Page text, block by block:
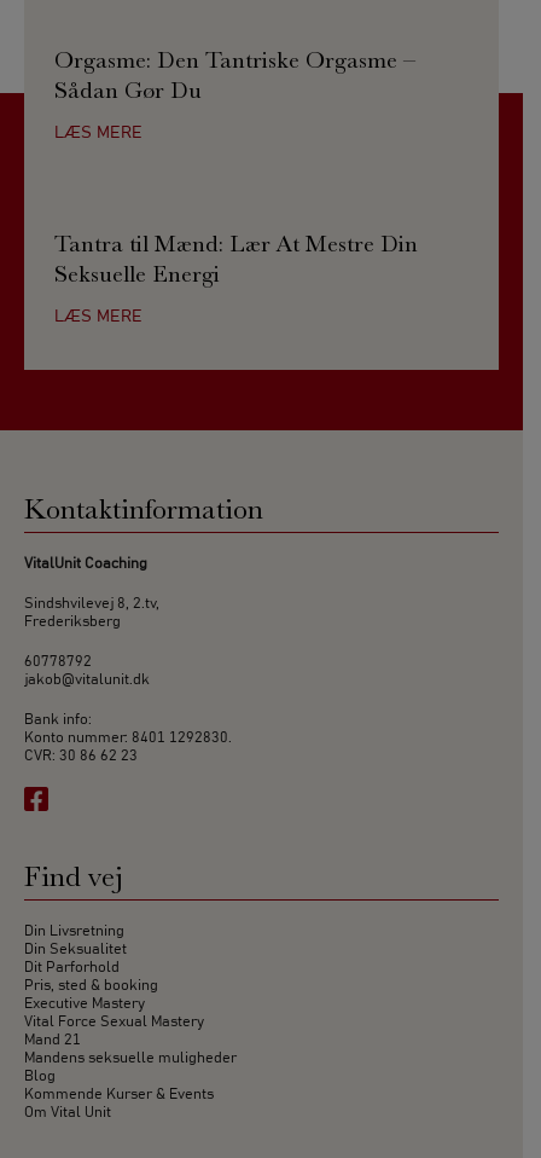
Orgasme: Den Tantriske Orgasme –
Sådan Gør Du
LÆS MERE
Tantra til Mænd: Lær At Mestre Din
Seksuelle Energi
LÆS MERE
Kontaktinformation
VitalUnit Coaching
Sindshvilevej 8, 2.tv,
Frederiksberg
60778792
jakob@vitalunit.dk
Bank info:
Konto nummer: 8401 1292830.
CVR: 30 86 62 23
Find vej
Din Livsretning
Din Seksualitet
Dit Parforhold
Pris, sted & booking
Executive Mastery
Vital Force Sexual Mastery
Mand 21
Mandens seksuelle muligheder
Blog
Kommende Kurser & Events
Om Vital Unit